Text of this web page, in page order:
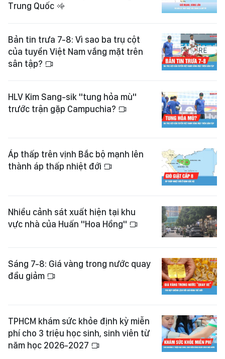
Trung Quốc
Bản tin trưa 7-8: Vì sao ba trụ cột
của tuyển Việt Nam vắng mặt trên
sân tập?
HLV Kim Sang-sik "tung hỏa mù"
trước trận gặp Campuchia?
Áp thấp trên vịnh Bắc bộ mạnh lên
thành áp thấp nhiệt đới
Nhiều cảnh sát xuất hiện tại khu
vực nhà của Huấn "Hoa Hồng"
Sáng 7-8: Giá vàng trong nước quay
đầu giảm
TPHCM khám sức khỏe định kỳ miễn
phí cho 3 triệu học sinh, sinh viên từ
năm học 2026-2027